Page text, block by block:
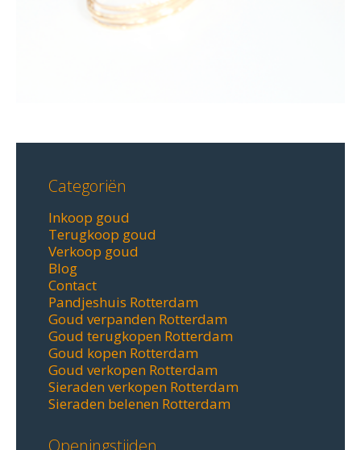
Categoriën
Inkoop goud
Terugkoop goud
Verkoop goud
Blog
Contact
Pandjeshuis Rotterdam
Goud verpanden Rotterdam
Goud terugkopen Rotterdam
Goud kopen Rotterdam
Goud verkopen Rotterdam
Sieraden verkopen Rotterdam
Sieraden belenen Rotterdam
Openingstijden